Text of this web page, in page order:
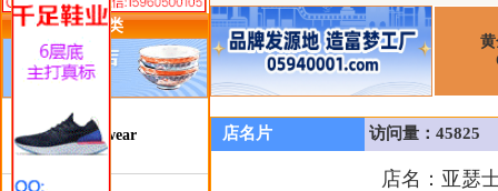
类目详细分类
鞋类-Footwear 店名片 访问量：45825
店名： 亚瑟